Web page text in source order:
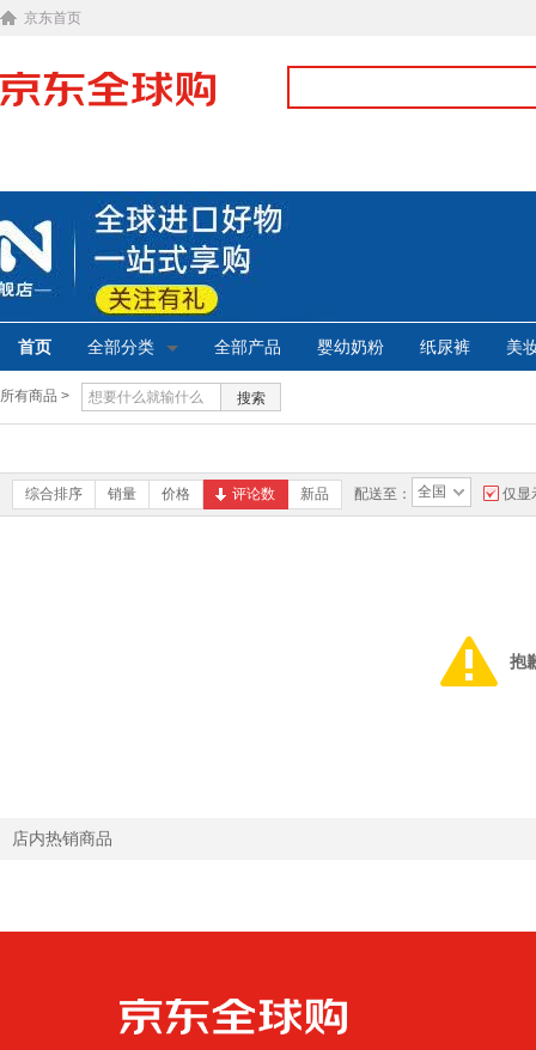
京东首页
首页 全部分类 全部产品 婴幼奶粉 纸尿裤 美
所有商品 > 搜索
综合排序 销量 价格 评论数 新品 配送至： 全国 仅显
抱
店内热销商品